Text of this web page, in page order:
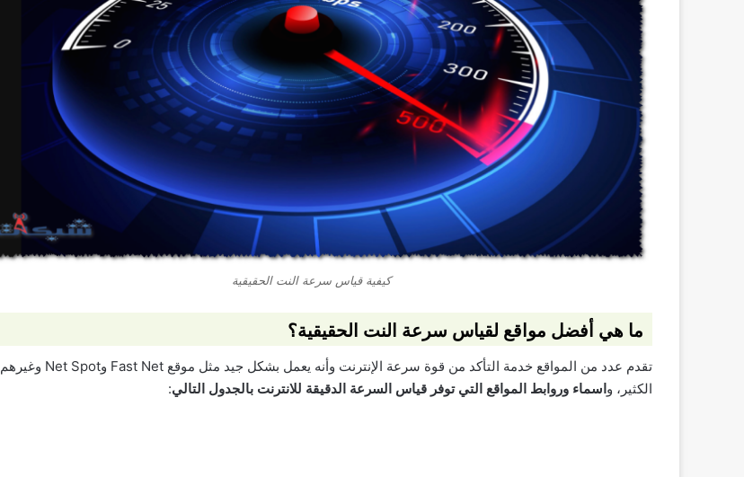
كيفية قياس سرعة النت الحقيقية
ما هي أفضل مواقع لقياس سرعة النت الحقيقية؟
تقدم عدد من المواقع خدمة التأكد من قوة سرعة الإنترنت وأنه يعمل بشكل جيد مثل موقع Fast Net وNet Spot وغيرهم
الكثير، واسماء وروابط المواقع التي توفر قياس السرعة الدقيقة للانترنت بالجدول التالي: